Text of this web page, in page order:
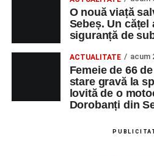
NUMERICA
Adaugă-ne ca
Urmărește-ne pe
din Municipiul Sebeș, valabilă
Oferta cuprinde posturi din
activitate, fiind adresată atât
cât și celor aflate la început de
Cei interesați pot consulta
disponibile accesând
, apoi
– Locuri de muncă vacante”.
O nouă viață
Sebeș. Un
siguranță de
ACTUALITATE acum
Femeie de 66
stare gravă la
lovită de o
Dorobanți din